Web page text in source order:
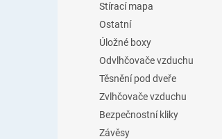
Stírací mapa
Ostatní
Úložné boxy
Odvlhčovače vzduchu
Těsnění pod dveře
Zvlhčovače vzduchu
Bezpečnostní kliky
Závěsy